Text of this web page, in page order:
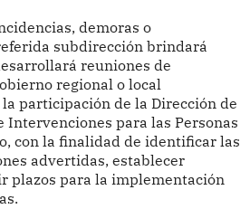
demoras o
subdirección brindará
reuniones de
regional o local
participación de la Dirección de
Intervenciones para las Personas
con la finalidad de identificar las
advertidas, establecer
plazos para la implementación